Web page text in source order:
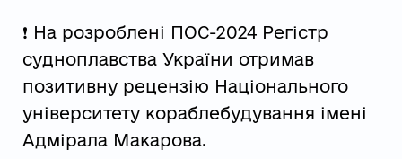
❗ На розроблені ПОС-2024 Регістр
судноплавства України отримав
позитивну рецензію Національного
університету кораблебудування імені
Адмірала Макарова.